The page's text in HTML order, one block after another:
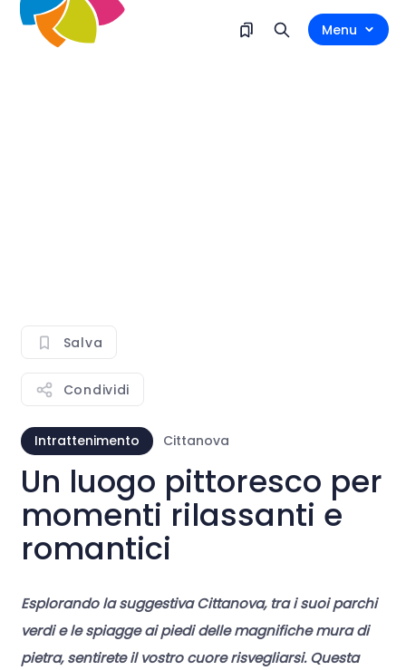
Menu
Salva
Condividi
Intrattenimento Cittanova
Un luogo pittoresco per
momenti rilassanti e
romantici
Esplorando la suggestiva Cittanova, tra i suoi parchi
verdi e le spiagge ai piedi delle magnifiche mura di
pietra, sentirete il vostro cuore risvegliarsi. Questa